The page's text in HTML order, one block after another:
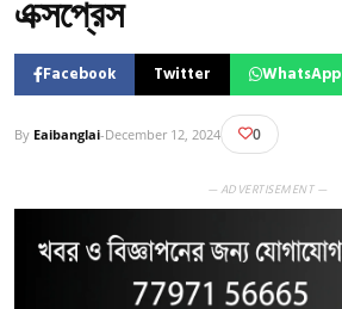
এক্সপ্রেস
Facebook Twitter WhatsApp
By Eaibanglai-December 12, 2024 0
— ADVERTISEMENT —